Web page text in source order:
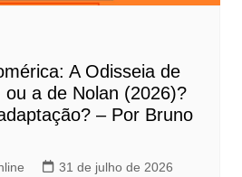
A Odisseia de
ou a de Nolan (2026)?
– Por Bruno
31 de julho de 2026